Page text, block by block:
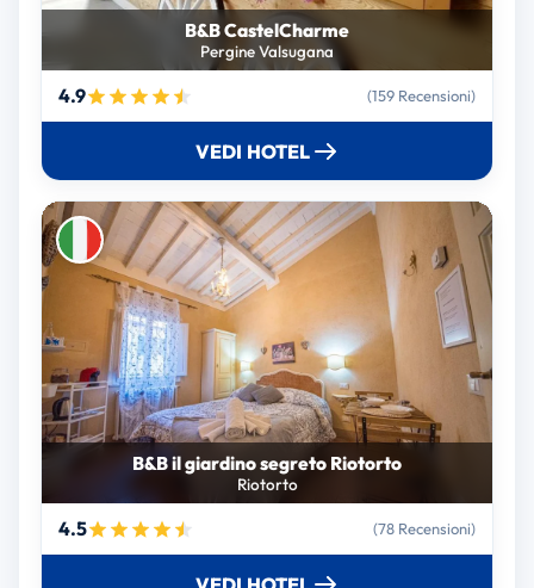
B&B CastelCharme
Pergine Valsugana
4.9 (159 Recensioni)
VEDI HOTEL
B&B il giardino segreto Riotorto
Riotorto
4.5 (78 Recensioni)